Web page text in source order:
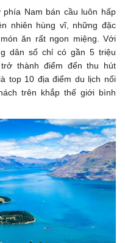
Nam bán cầu luôn hấp
nhiên hùng vĩ, những đặc
ăn rất ngon miệng. Với
dân số chỉ có gần 5 triệu
thành điểm đến thu hút
top 10 địa điểm du lịch nổi
trên khắp thế giới bình